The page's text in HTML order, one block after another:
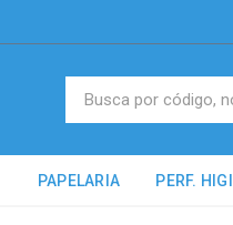
PAPELARIA PERF.